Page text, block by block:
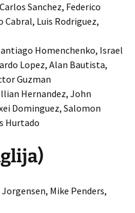
Sanchez, Federico
Cabral, Luis Rodriguez,
Homenchenko, Israel
Lopez, Alan Bautista,
Guzman
Hernandez, John
Dominguez, Salomon
Hurtado
Mike Penders,